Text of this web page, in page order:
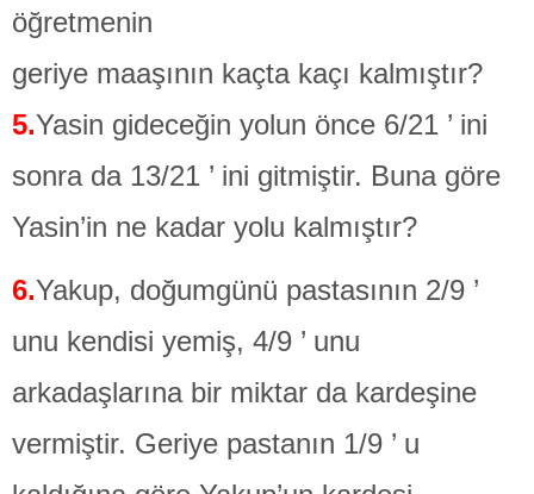
öğretmenin
geriye maaşının kaçta kaçı kalmıştır?
5.Yasin gideceğin yolun önce 6/21 ’ ini
sonra da 13/21 ’ ini gitmiştir. Buna göre
Yasin’in ne kadar yolu kalmıştır?
6.Yakup, doğumgünü pastasının 2/9 ’
unu kendisi yemiş, 4/9 ’ unu
arkadaşlarına bir miktar da kardeşine
vermiştir. Geriye pastanın 1/9 ’ u